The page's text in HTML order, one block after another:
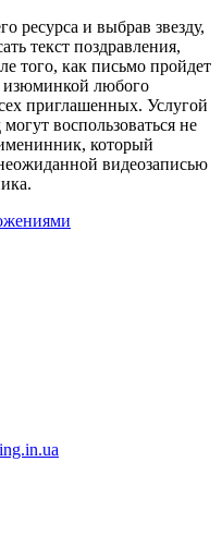
ресурса и выбрав звезду,
текст поздравления,
того, как письмо пройдет
изюминкой любого
приглашенных. Услугой
воспользоваться не
который
видеозаписью